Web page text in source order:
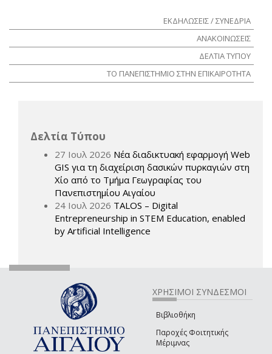
ΕΚΔΗΛΩΣΕΙΣ / ΣΥΝΕΔΡΙΑ
ΑΝΑΚΟΙΝΩΣΕΙΣ
ΔΕΛΤΙΑ ΤΥΠΟΥ
ΤΟ ΠΑΝΕΠΙΣΤΗΜΙΟ ΣΤΗΝ ΕΠΙΚΑΙΡΟΤΗΤΑ
Δελτία Τύπου
27 Ιουλ 2026 Νέα διαδικτυακή εφαρμογή Web
GIS για τη διαχείριση δασικών πυρκαγιών στη
Χίο από το Τμήμα Γεωγραφίας του
Πανεπιστημίου Αιγαίου
24 Ιουλ 2026 TALOS – Digital
Entrepreneurship in STEM Education, enabled
by Artificial Intelligence
ΧΡΗΣΙΜΟΙ ΣΥΝΔΕΣΜΟΙ
Βιβλιοθήκη
Παροχές Φοιτητικής
Μέριμνας